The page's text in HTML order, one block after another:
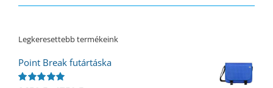
Legkeresettebb termékeink
Point Break futártáska